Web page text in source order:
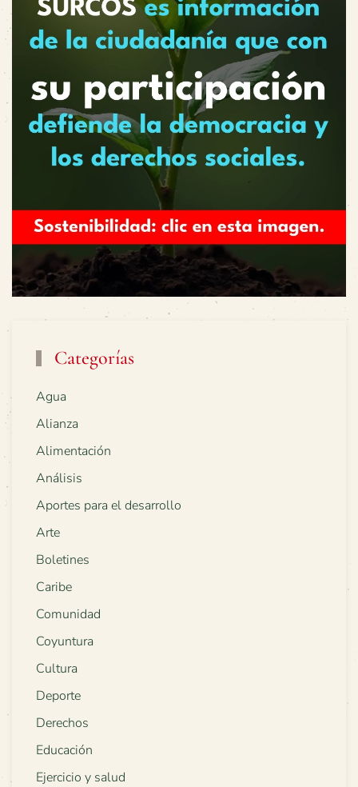
Categorías
Agua
Alianza
Alimentación
Análisis
Aportes para el desarrollo
Arte
Boletines
Caribe
Comunidad
Coyuntura
Cultura
Deporte
Derechos
Educación
Ejercicio y salud